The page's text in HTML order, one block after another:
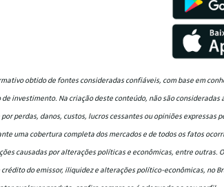
obtido de fontes consideradas confiáveis, com base em
investimento. Na criação deste conteúdo, não são
perdas, danos, custos, lucros cessantes ou opiniões
uma cobertura completa dos mercados e de todos os fatos
causadas por alterações políticas e econômicas, entre outras.
crédito do emissor, iliquidez e alterações político-econômicas, no